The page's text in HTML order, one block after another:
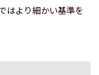
はより細かい基準を